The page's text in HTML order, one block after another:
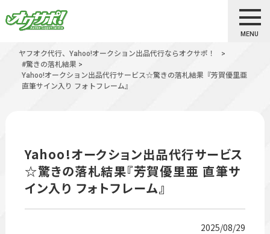
MENU
ヤフオク代行、Yahoo!オークション出品代行ならオクサポ！
>
#驚きの落札結果 >
Yahoo!オークション出品代行サービス☆驚きの落札結果『芳賀優里亜
直筆サイン入り フォトフレーム』
Yahoo!オークション出品代行サービス
☆驚きの落札結果『芳賀優里亜 直筆サ
イン入り フォトフレーム』
2025/08/29